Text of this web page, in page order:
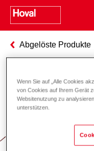
Abgelöste Produkte
Wenn Sie auf „Alle Cookies
von Cookies auf Ihrem Gerät
Websitenutzung zu
unterstützen.